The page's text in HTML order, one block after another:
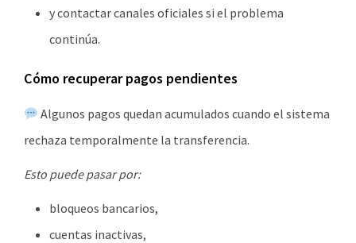
y contactar canales oficiales si el problema
continúa.
Cómo recuperar pagos pendientes
Algunos pagos quedan acumulados cuando el sistema
rechaza temporalmente la transferencia.
Esto puede pasar por:
bloqueos bancarios,
cuentas inactivas,